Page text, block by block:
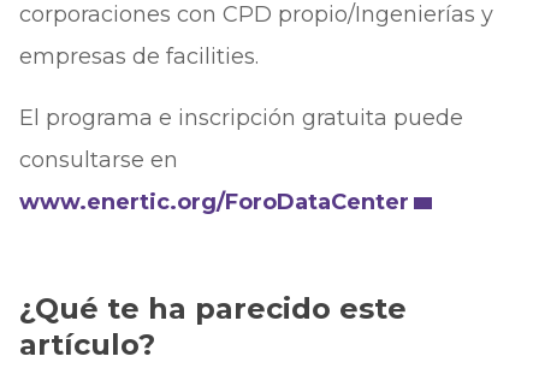
corporaciones con CPD propio/Ingenierías y
empresas de facilities.
El programa e inscripción gratuita puede
consultarse en
www.enertic.org/ForoDataCenter
¿Qué te ha parecido este
artículo?